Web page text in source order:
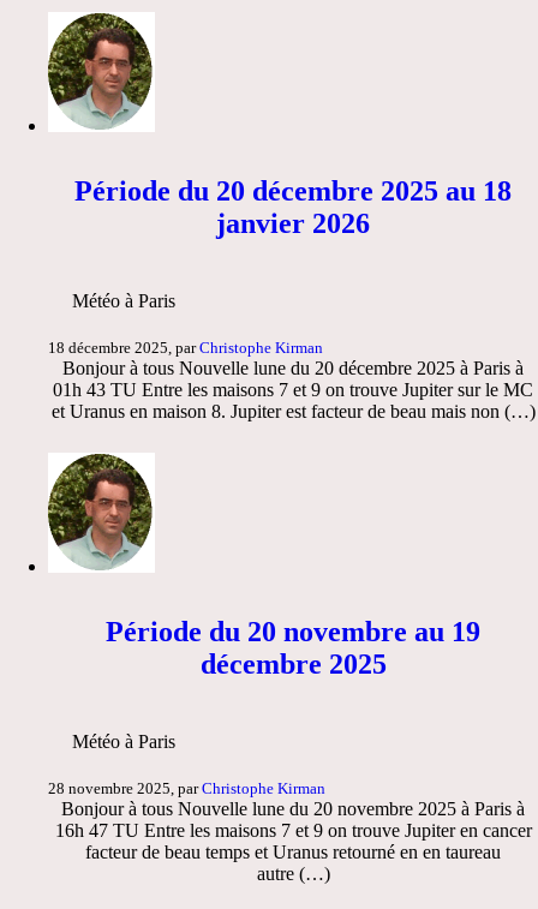
Période du 20 décembre 2025 au 18
janvier 2026
Météo à Paris
18 décembre 2025, parChristophe Kirman
Bonjour à tous Nouvelle lune du 20 décembre 2025 à Paris à
01h 43 TU Entre les maisons 7 et 9 on trouve Jupiter sur le MC
et Uranus en maison 8. Jupiter est facteur de beau mais non (…)
Période du 20 novembre au 19
décembre 2025
Météo à Paris
28 novembre 2025, parChristophe Kirman
Bonjour à tous Nouvelle lune du 20 novembre 2025 à Paris à
16h 47 TU Entre les maisons 7 et 9 on trouve Jupiter en cancer
facteur de beau temps et Uranus retourné en en taureau
autre (…)